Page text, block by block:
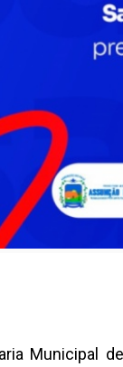
Municipal